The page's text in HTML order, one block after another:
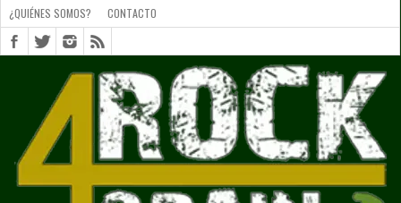
SOMOS?
CONTACTO
SHORTS
¿QUIÉNES SOMOS? CONTACTO